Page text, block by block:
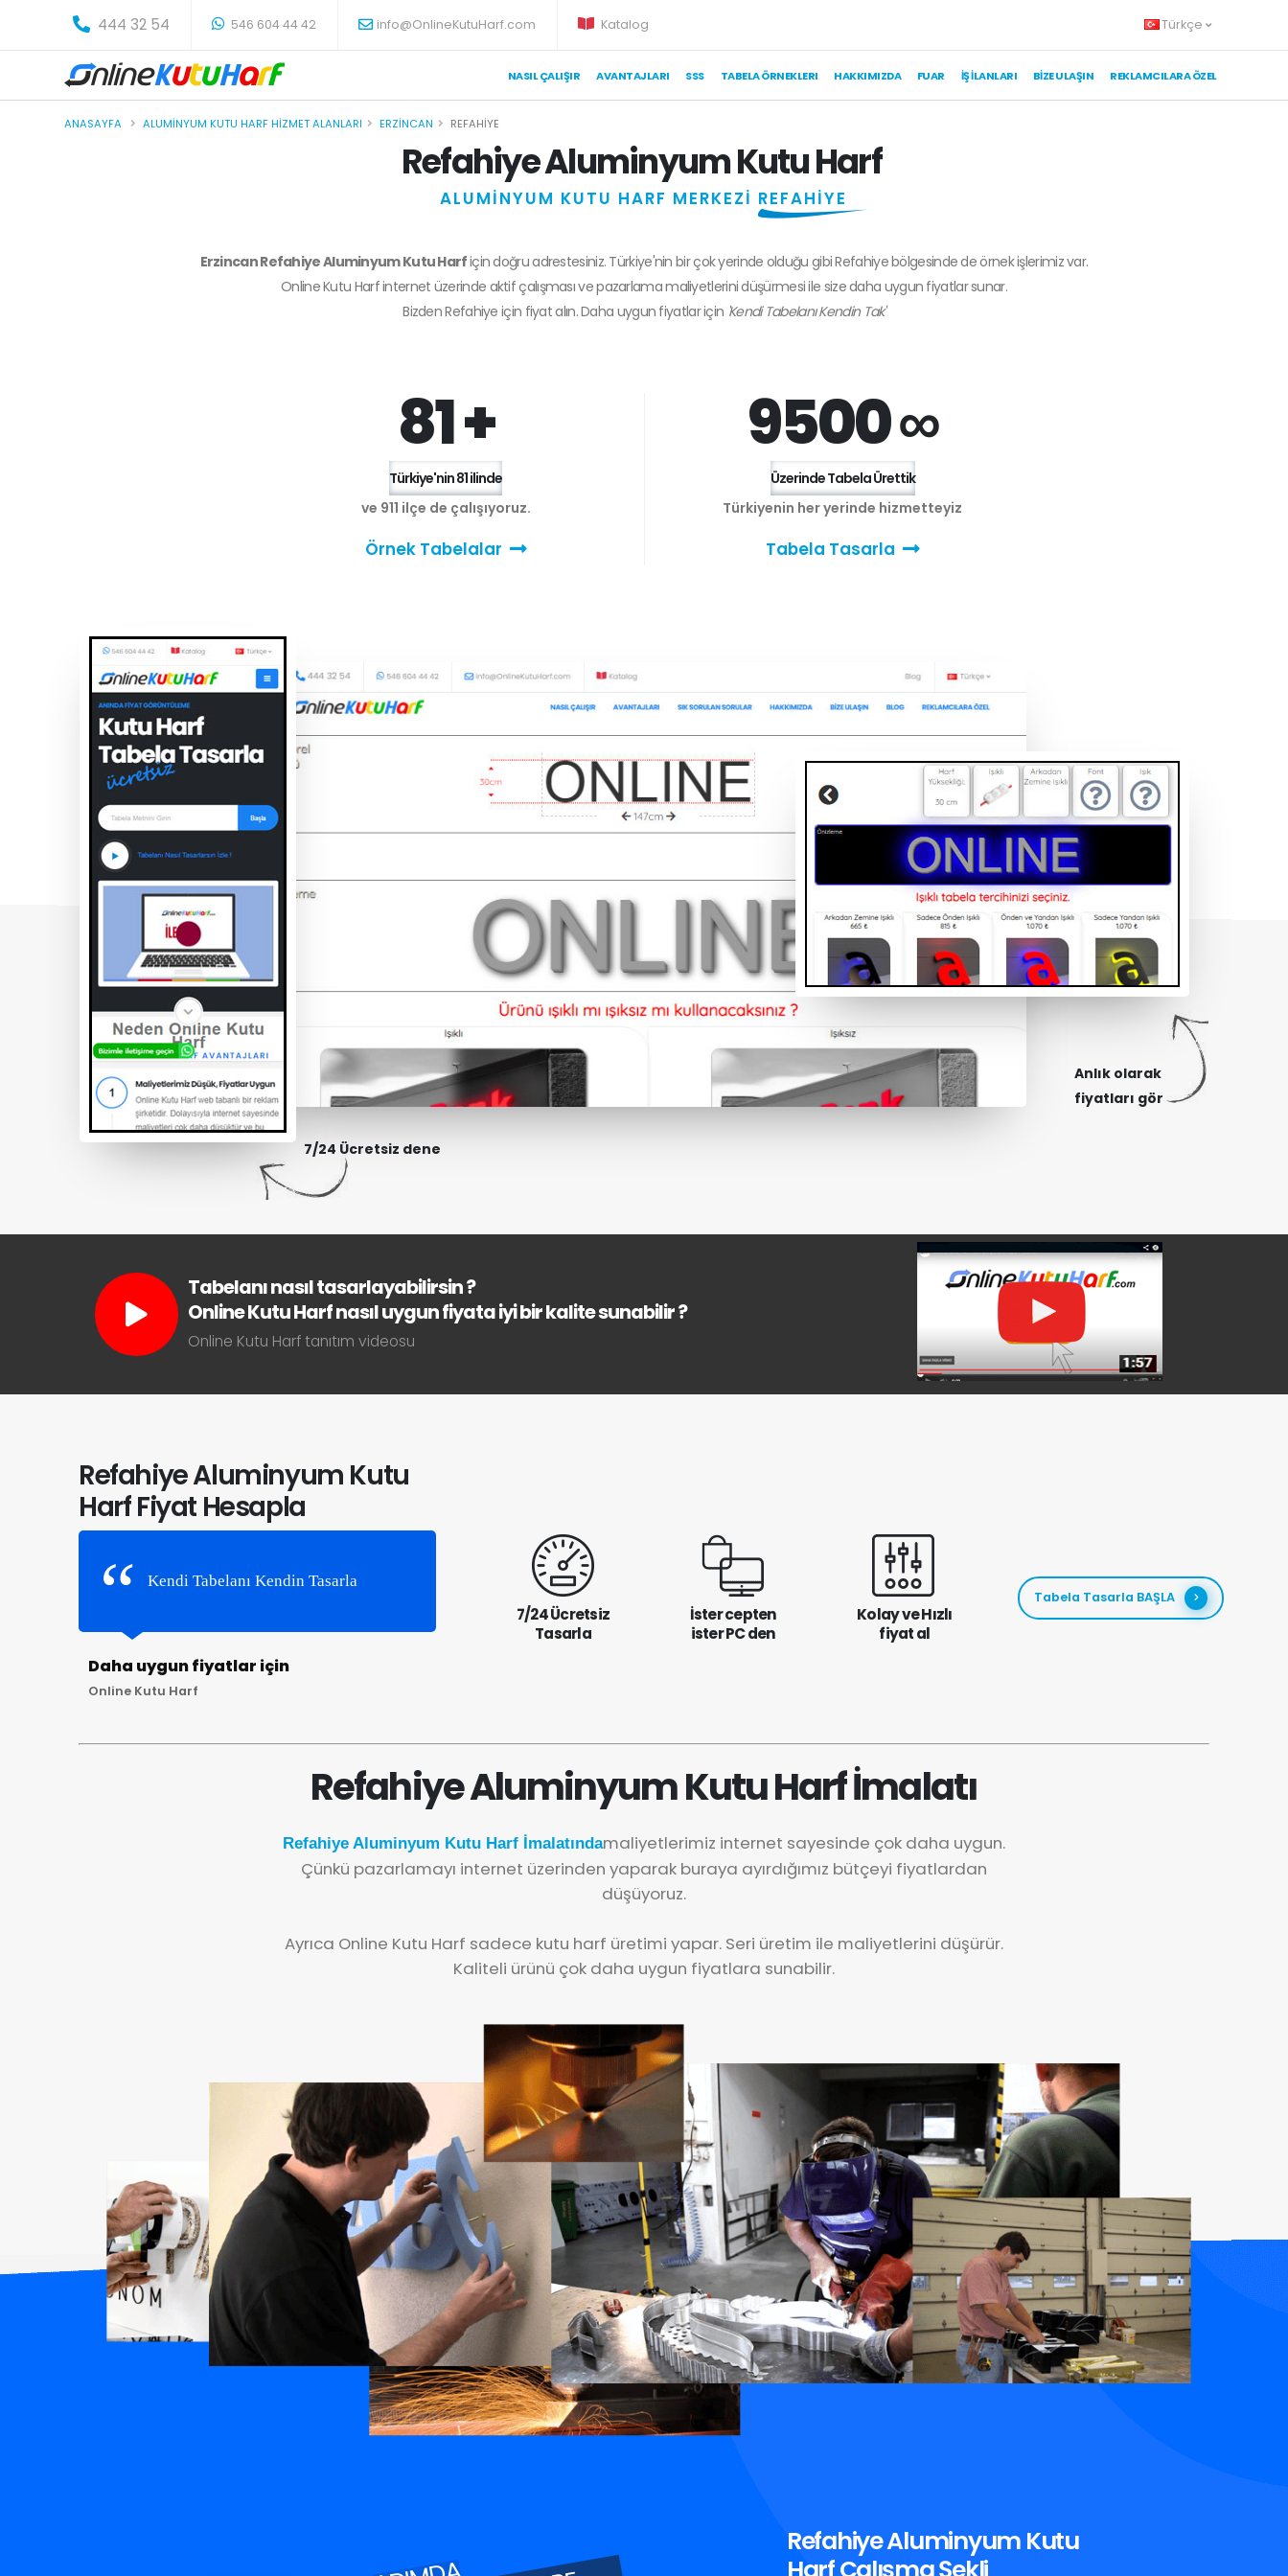
444 32 54 546 604 44 42 info@OnlineKutuHarf.com Katalog Türkçe
NASIL ÇALIŞIR AVANTAJLARI SSS TABELA ÖRNEKLERI HAKKIMIZDA FUAR İŞ İLANLARI BIZE ULAŞIN REKLAMCILARA ÖZEL
ANASAYFA ALUMINYUM KUTU HARF HIZMET ALANLARI ERZINCAN REFAHIYE
Refahiye Aluminyum Kutu Harf
ALUMİNYUM KUTU HARF MERKEZİ REFAHİYE
Erzincan Refahiye Aluminyum Kutu Harfiçin doğru adrestesiniz. Türkiye'nin bir çok yerinde olduğu gibi Refahiye bölgesinde de örnek işlerimiz var.
Online Kutu Harf internet üzerinde aktif çalışması ve pazarlama maliyetlerini düşürmesi ile size daha uygun fiyatlar sunar.
BizdenRefahiye için fiyat alın. Daha uygun fiyatlar için 'Kendi Tabelanı Kendin Tak'
81 +
Türkiye'nin 81 ilinde
ve 911 ilçe de çalışıyoruz.
Örnek Tabelalar
9500 ∞
Üzerinde Tabela Ürettik
Türkiyenin her yerinde hizmetteyiz
Tabela Tasarla
7/24 Ücretsiz dene
Anlık olarak
fiyatları gör
Tabelanı nasıl tasarlayabilirsin ?
Online Kutu Harf nasıl uygun fiyata iyi bir kalite sunabilir ?
Online Kutu Harf tanıtım videosu
Refahiye Aluminyum Kutu
Harf Fiyat Hesapla
Kendi Tabelanı Kendin Tasarla
Daha uygun fiyatlar için
Online Kutu Harf
7/24 Ücretsiz
Tasarla
İster cepten
ister PC den
Kolay ve Hızlı
fiyat al
Tabela Tasarla BAŞLA
Refahiye Aluminyum Kutu Harf İmalatı
Refahiye Aluminyum Kutu Harf İmalatındamaliyetlerimiz internet sayesinde çok daha uygun.
Çünkü pazarlamayı internet üzerinden yaparak buraya ayırdığımız bütçeyi fiyatlardan
düşüyoruz.
Ayrıca Online Kutu Harf sadece kutu harf üretimi yapar. Seri üretim ile maliyetlerini düşürür.
Kaliteli ürünü çok daha uygun fiyatlara sunabilir.
Refahiye Aluminyum Kutu